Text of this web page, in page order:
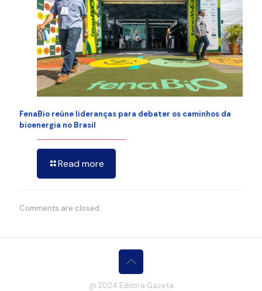
FenaBio reúne lideranças para debater os caminhos da
bioenergia no Brasil
Read more
Comments are closed.
@ 2024 Editora Gazeta